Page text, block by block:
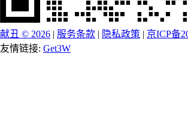
献丑 © 2026 | 服务条款 | 隐私政策 | 京ICP备
友情链接: Get3W